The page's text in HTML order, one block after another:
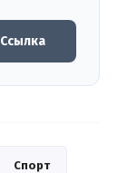
Ссылка
Спорт